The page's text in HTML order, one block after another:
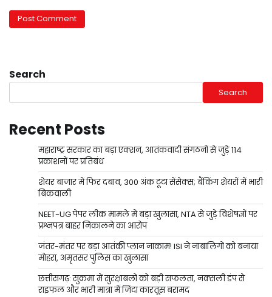
Search
Search
Recent Posts
महाराष्ट्र सरकार का बड़ा एक्शन, आतंकवादी संगठनों से जुड़े 114
प्रकाशनों पर प्रतिबंध
शेयर बाजार में फिर दबाव, 300 अंक टूटा सेंसेक्स; बैंकिंग शेयरों में भारी
बिकवाली
NEET-UG पेपर लीक मामले में बड़ा खुलासा, NTA से जुड़े विशेषज्ञों पर
प्रश्नपत्र बाहर निकालने का आरोप
जंतर-मंतर पर बड़ा आतंकी प्लान नाकाम! ISI ने नाबालिगों को बनाया
मोहरा, अमृतसर पुलिस का खुलासा
छत्तीसगढ़: सुकमा में सुरक्षाबलों को बड़ी सफलता, नक्सली डंप से
राइफल और भारी मात्रा में जिंदा कारतूस बरामद